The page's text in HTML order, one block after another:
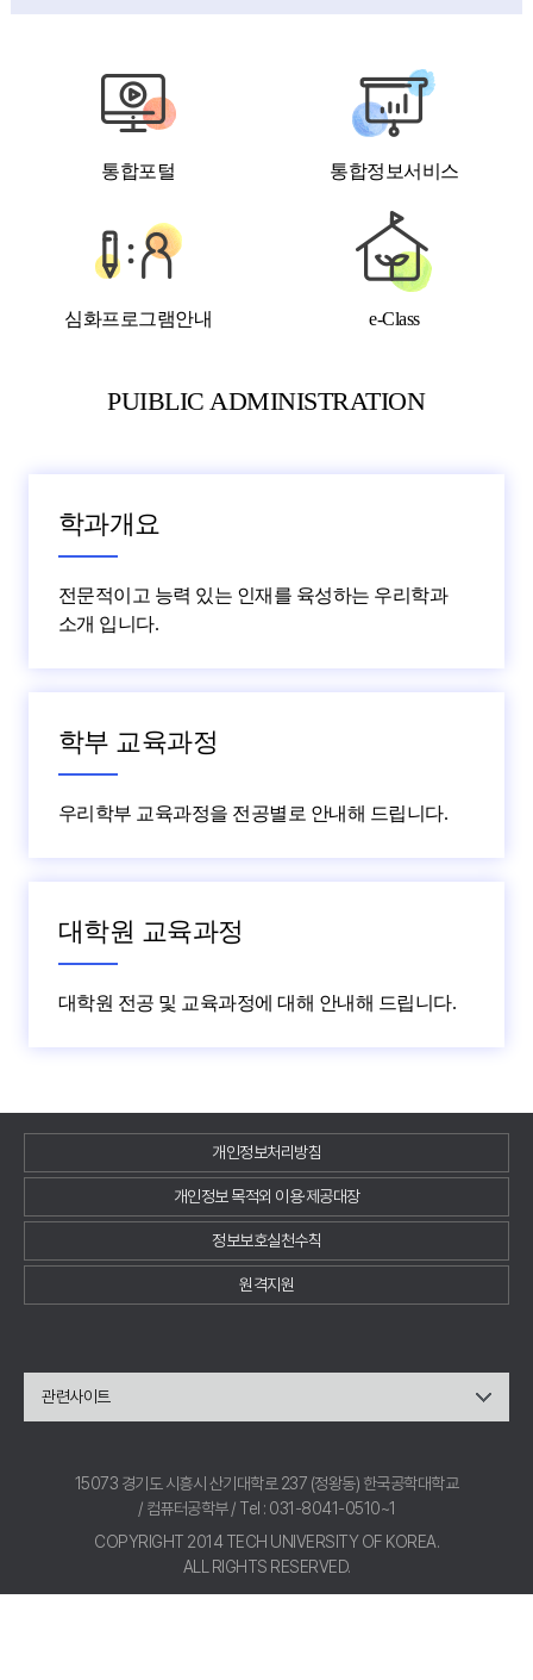
통합포털 통합정보서비스
심화프로그램안내 e-Class
PUIBLIC ADMINISTRATION
학과개요
전문적이고 능력 있는 인재를 육성하는 우리학과
소개 입니다.
학부 교육과정
우리학부 교육과정을 전공별로 안내해 드립니다.
대학원 교육과정
대학원 전공 및 교육과정에 대해 안내해 드립니다.
개인정보처리방침
개인정보 목적외 이용·제공대장
정보보호실천수칙
원격지원
관련사이트
15073 경기도 시흥시 산기대학로 237 (정왕동) 한국공학대학교
/ 컴퓨터공학부 / Tel : 031-8041-0510~1
COPYRIGHT 2014 TECH UNIVERSITY OF KOREA.
ALL RIGHTS RESERVED.